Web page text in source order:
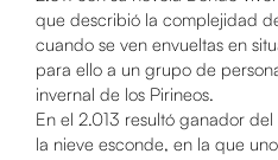
que describió la complejidad
cuando se ven envueltas en
para ello a un grupo de
invernal de los Pirineos.
En el 2.013 resultó ganador
la nieve esconde, en la que